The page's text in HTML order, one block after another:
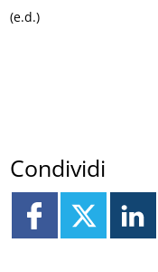
(e.d.)
Condividi